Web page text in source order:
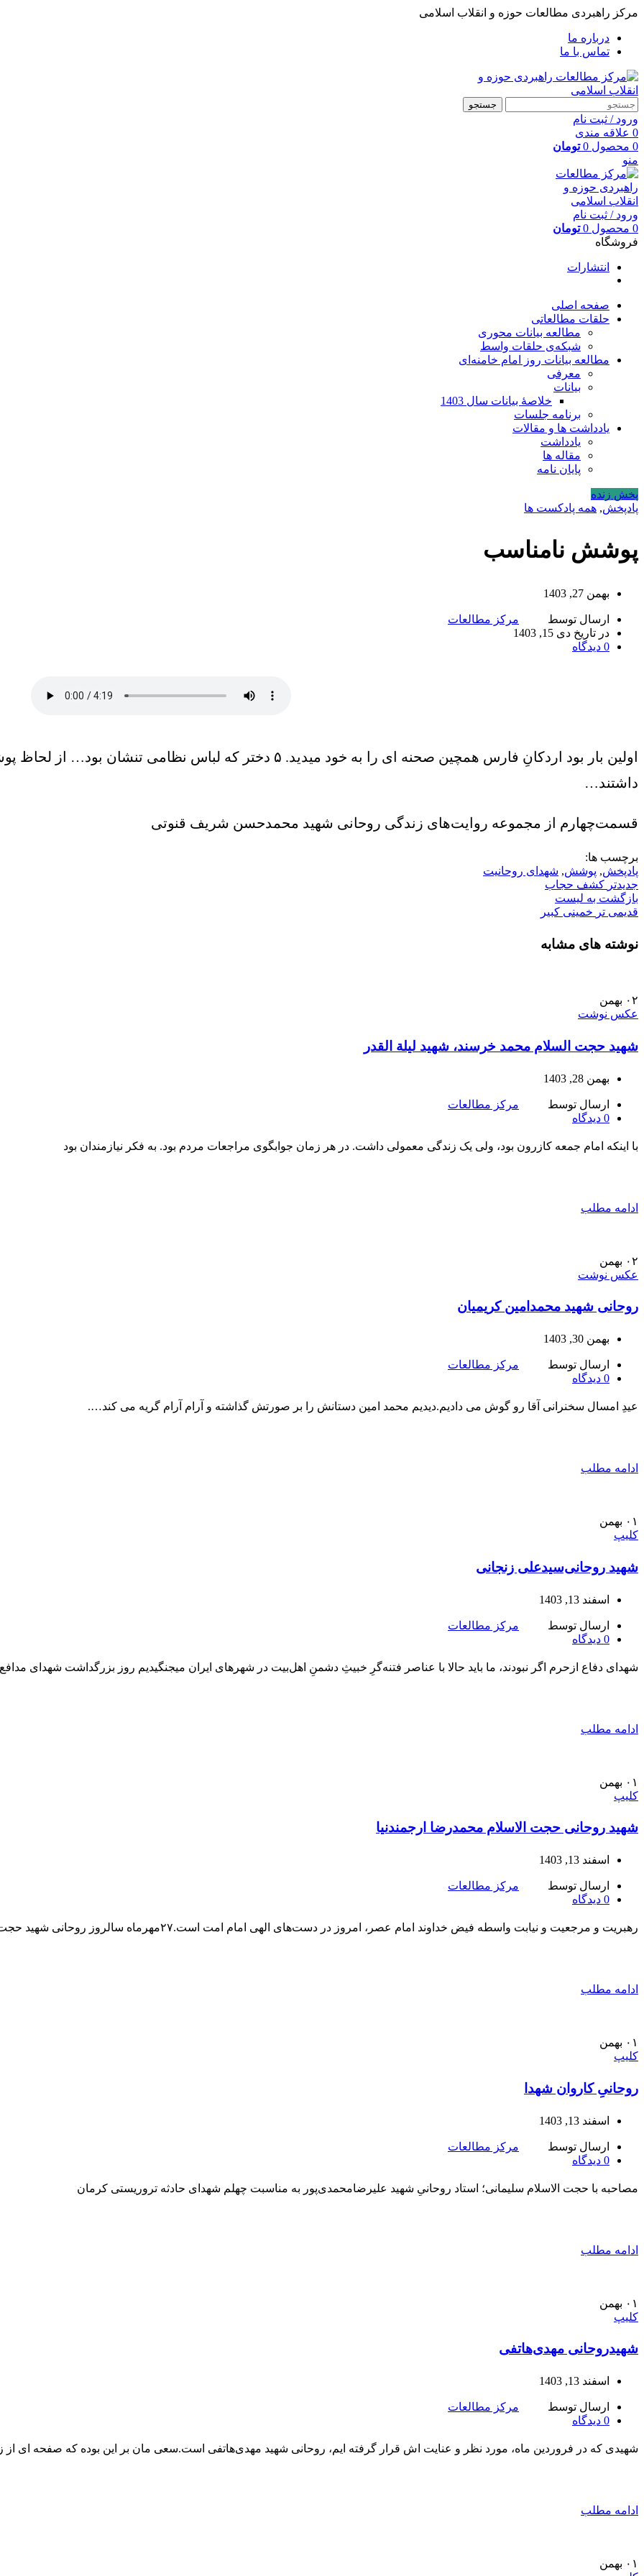
مرکز راهبردی مطالعات حوزه و انقلاب اسلامی
درباره ما
تماس با ما
جستجو
ورود / ثبت نام
0 علاقه مندی
0 محصول 0 تومان
منو
ورود / ثبت نام
0 محصول 0 تومان
فروشگاه
انتشارات
صفحه اصلی
حلقات مطالعاتی
مطالعه بیانات محوری
شبکه‌ی حلقات واسط
مطالعه بیانات روز امام خامنه‌ای
معرفی
بیانات
خلاصۀ بیانات سال 1403
برنامه جلسات
یادداشت ها و مقالات
یادداشت
مقاله ها
پایان نامه
پخش زنده
پادپخش, همه پادکست ها
پوشش نامناسب
بهمن 27, 1403
ارسال توسط
مرکز مطالعات
در تاریخ دی 15, 1403
0 دیدگاه
اولین بار بود اردکانِ فارس همچین صحنه ای را به خود میدید. ۵ دختر که
داشتند…
قسمت‌چهارم از مجموعه روایت‌های زندگی روحانی شهید محمدحسن شریف قنوتی
برچسب ها:
پادپخش, پوشش, شهدای روحانیت
جدیدتر کشف حجاب
بازگشت به لیست
قدیمی تر خمینی کبیر
نوشته های مشابه
۰۲ بهمن
عکس نوشت
شهید حجت السلام محمد خرسند، شهید لیلة القدر
بهمن 28, 1403
ارسال توسط
مرکز مطالعات
0 دیدگاه
با اینکه امام جمعه کازرون بود، ولی یک زندگی معمولی داشت. در هر زمان جوابگوی مراجعات مردم بود. به فکر نیازمندان بود
ادامه مطلب
۰۲ بهمن
عکس نوشت
روحانی شهید محمدامین کریمیان
بهمن 30, 1403
ارسال توسط
مرکز مطالعات
0 دیدگاه
عیدِ امسال سخنرانی آقا رو گوش می دادیم.دیدیم محمد امین دستانش را بر صورتش گذاشته و آرام آرام گریه می کند….
ادامه مطلب
۰۱ بهمن
کلیپ
شهید روحانی‌سید‌علی زنجانی
اسفند 13, 1403
ارسال توسط
مرکز مطالعات
0 دیدگاه
شهدای دفاع ازحرم اگر نبودند، ما باید حالا با عناصر فتنه‌گرِ خبیثِ دشمنِ اهل‌بیت در شهرهای ایران میجنگیدیم روز بزرگداشت شهدای
ادامه مطلب
۰۱ بهمن
کلیپ
شهید روحانی حجت الاسلام محمدرضا ارجمند‌نیا
اسفند 13, 1403
ارسال توسط
مرکز مطالعات
0 دیدگاه
رهبریت و مرجعیت و نیابت واسطه فیض خداوند امام عصر، امروز در دست‌های الهی امام امت است.۲۷مهرماه سالروز روحانی شهید حجت الاسلام ارجمند‌نیا
ادامه مطلب
۰۱ بهمن
کلیپ
روحانیِ کاروان شهدا
اسفند 13, 1403
ارسال توسط
مرکز مطالعات
0 دیدگاه
مصاحبه با حجت الاسلام سلیمانی؛ استاد روحانیِ شهید علیرضامحمدی‌پور به مناسبت چهلم شهدای حادثه تروریستی کرمان
ادامه مطلب
۰۱ بهمن
کلیپ
شهیدروحانی مهدی‌هاتفی
اسفند 13, 1403
ارسال توسط
مرکز مطالعات
0 دیدگاه
شهیدی که در فروردین ماه، مورد نظر و عنایت اش قرار گرفته ایم، روحانی شهید مهدی‌هاتفی است.سعی مان بر این بوده که صفحه ای
ادامه مطلب
۰۱ بهمن